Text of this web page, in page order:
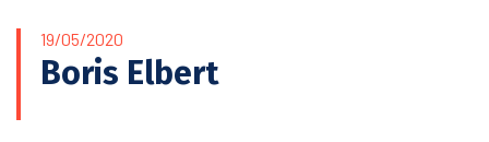
19/05/2020
Boris Elbert